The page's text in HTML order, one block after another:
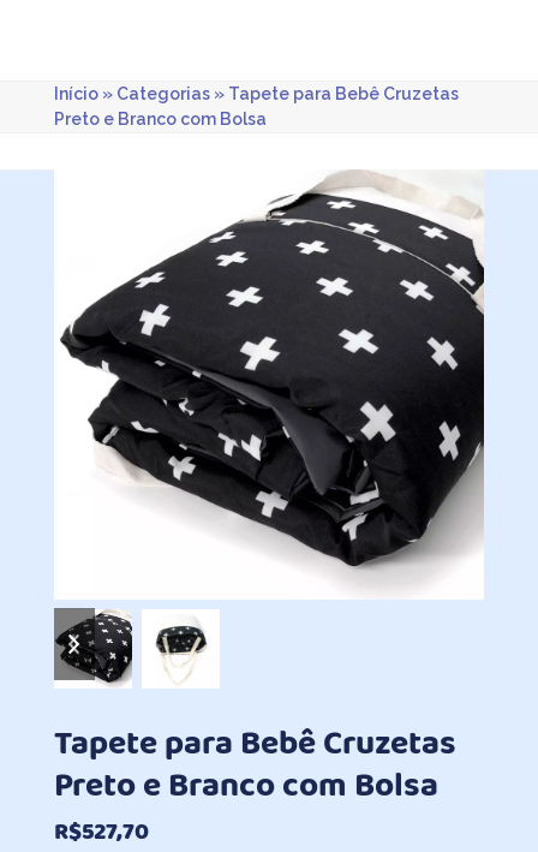
Início» Categorias» Tapete para Bebê Cruzetas
Preto e Branco com Bolsa
previous
slide
next
slide
Tapete para Bebê Cruzetas
Preto e Branco com Bolsa
R$527,70